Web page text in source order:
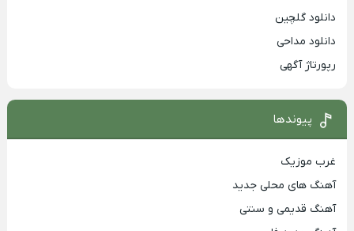
دانلود گلچین
دانلود مداحی
رپورتاژ آگهی
پیوندها
غرب موزیک
آهنگ های محلی جدید
آهنگ قدیمی و سنتی